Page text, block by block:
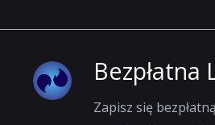
Bezpłatna
Zapisz się